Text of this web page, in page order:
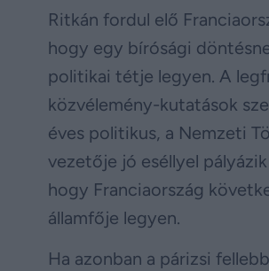
Ritkán fordul elő
hogy egy bírósági
politikai tétje legyen. A
közvélemény-kutatások
éves politikus, a Nemzeti
vezetője jó eséllyel pályázik
hogy Franciaország
államfője legyen.
Ha azonban a párizsi